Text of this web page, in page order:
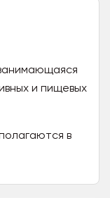
и пищевых
в